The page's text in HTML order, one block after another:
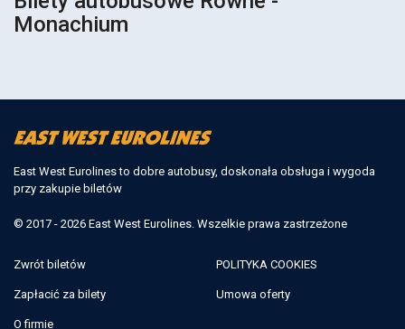
Monachium
East West Eurolines to dobre autobusy, doskonała obsługa i wygoda
przy zakupie biletów
© 2017 - 2026 East West Eurolines. Wszelkie prawa zastrzeżone
Zwrót biletów
Zapłacić za bilety
O firmie
POLITYKA COOKIES
Umowa oferty